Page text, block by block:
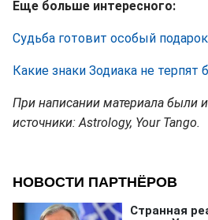
Еще больше интересного:
Судьба готовит особый
Какие знаки Зодиака не терпят
При написании материала были
источники: Astrology, Your Tango.